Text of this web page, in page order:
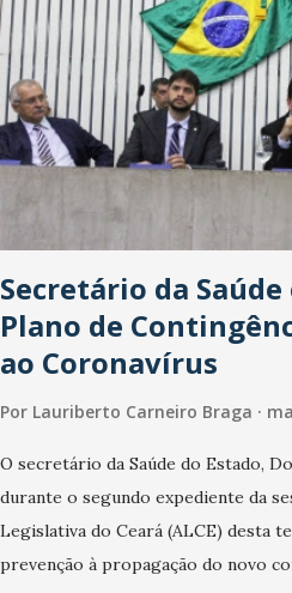
Secretário da Saúde
Plano de
ao Coronavírus
Por Lauriberto Carneiro Braga
O secretário da Saúde do Estado,
durante o segundo expediente da
Legislativa do Ceará (ALCE) desta
prevenção à propagação do novo